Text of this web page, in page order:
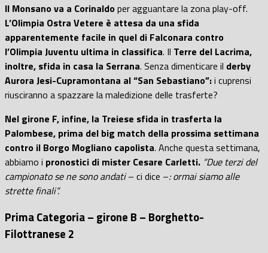
Il Monsano va a Corinaldoper agguantare la zona play-off.
L’Olimpia Ostra Vetere è attesa da una sfida
apparentemente facile in quel di Falconara contro
l’Olimpia Juventu ultima in classifica. Il Terre del Lacrima,
inoltre, sfida in casa la Serrana. Senza dimenticare il derby
Aurora Jesi-Cupramontana al “San Sebastiano”:i cuprensi
riusciranno a spazzare la maledizione delle trasferte?
Nel girone F, infine, la Treiese sfida in trasferta la
Palombese, prima del big match della prossima settimana
contro il Borgo Mogliano capolista. Anche questa settimana,
abbiamo i pronostici di mister Cesare Carletti. “Due terzi del
campionato se ne sono andati– ci dice –: ormai siamo alle
strette finali”.
Prima Categoria – girone B – Borghetto-
Filottranese 2